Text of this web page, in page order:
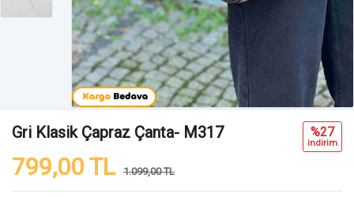
Gri Klasik Çapraz Çanta- M317
799,00 TL 1.099,00 TL
%27
i̇ndi̇ri̇m